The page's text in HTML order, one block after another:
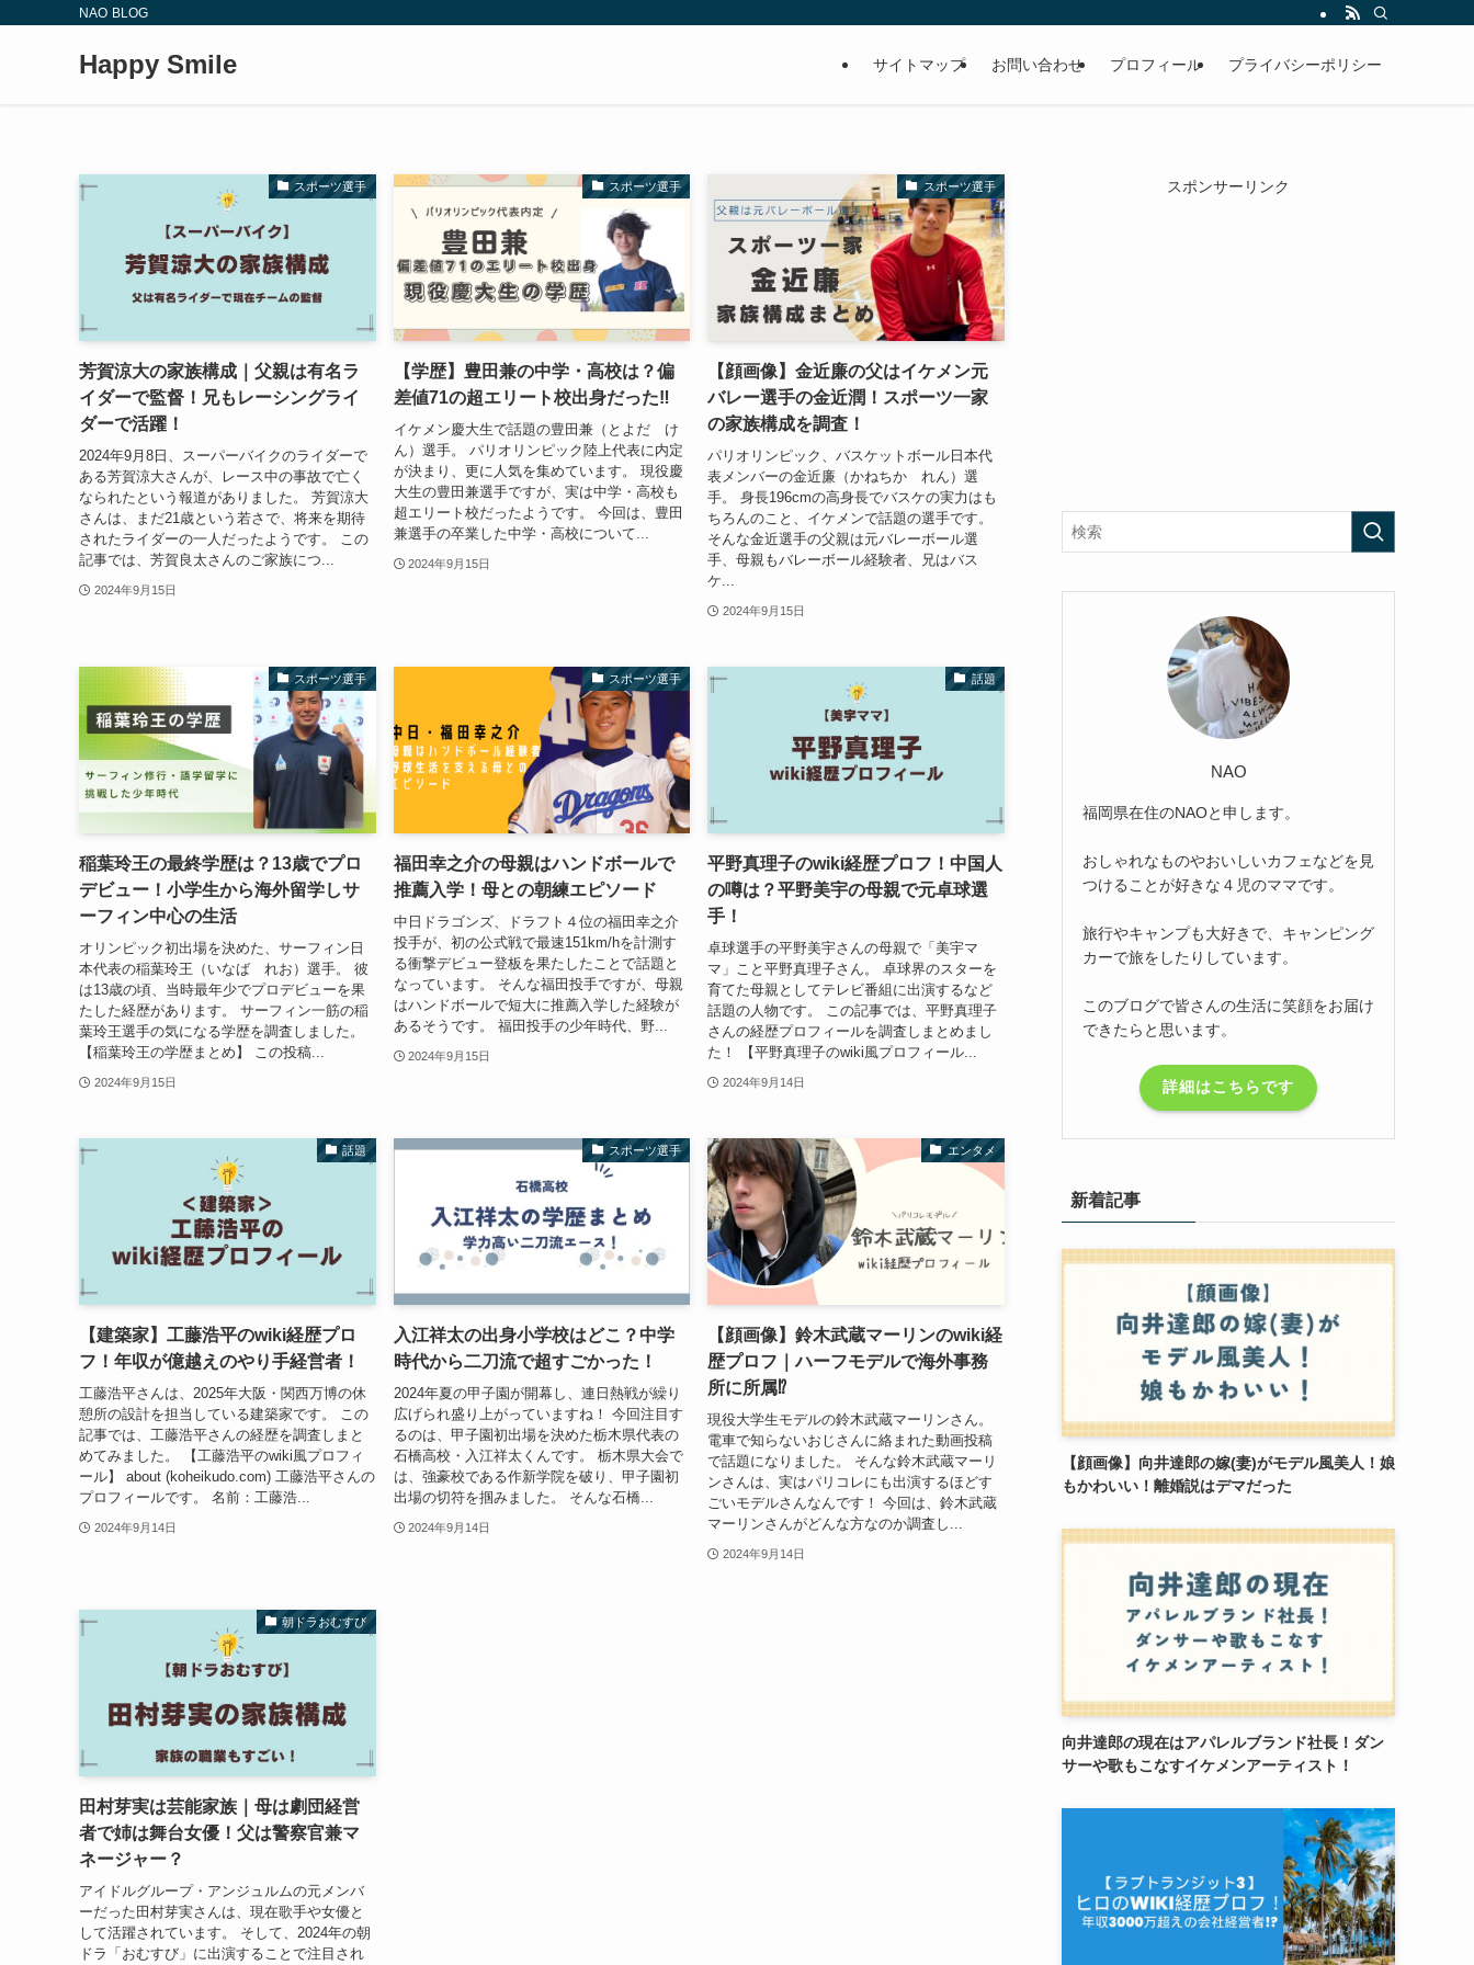
NAO BLOG
Happy Smile サイトマップ お問い合わせ プロフィール プライバシーポリシー
スポーツ選手
芳賀涼大の家族構成｜父親は有名ラ
イダーで監督！兄もレーシングライ
ダーで活躍！
2024年9月8日、スーパーバイクのライダーで
ある芳賀涼大さんが、レース中の事故で亡く
なられたという報道がありました。 芳賀涼大
さんは、まだ21歳という若さで、将来を期待
されたライダーの一人だったようです。 この
記事では、芳賀良太さんのご家族につ...
2024年9月15日
スポーツ選手
【学歴】豊田兼の中学・高校は？偏
差値71の超エリート校出身だった‼
イケメン慶大生で話題の豊田兼（とよだ け
ん）選手。 パリオリンピック陸上代表に内定
が決まり、更に人気を集めています。 現役慶
大生の豊田兼選手ですが、実は中学・高校も
超エリート校だったようです。 今回は、豊田
兼選手の卒業した中学・高校について...
2024年9月15日
スポーツ選手
【顔画像】金近廉の父はイケメン元
バレー選手の金近潤！スポーツ一家
の家族構成を調査！
パリオリンピック、バスケットボール日本代
表メンバーの金近廉（かねちか れん）選
手。 身長196cmの高身長でバスケの実力はも
ちろんのこと、イケメンで話題の選手です。
そんな金近選手の父親は元バレーボール選
手、母親もバレーボール経験者、兄はバス
ケ...
2024年9月15日
スポーツ選手
稲葉玲王の最終学歴は？13歳でプロ
デビュー！小学生から海外留学しサ
ーフィン中心の生活
オリンピック初出場を決めた、サーフィン日
本代表の稲葉玲王（いなば れお）選手。 彼
は13歳の頃、当時最年少でプロデビューを果
たした経歴があります。 サーフィン一筋の稲
葉玲王選手の気になる学歴を調査しました。
【稲葉玲王の学歴まとめ】 この投稿...
2024年9月15日
スポーツ選手
福田幸之介の母親はハンドボールで
推薦入学！母との朝練エピソード
中日ドラゴンズ、ドラフト４位の福田幸之介
投手が、初の公式戦で最速151km/hを計測す
る衝撃デビュー登板を果たしたことで話題と
なっています。 そんな福田投手ですが、母親
はハンドボールで短大に推薦入学した経験が
あるそうです。 福田投手の少年時代、野...
2024年9月15日
話題
平野真理子のwiki経歴プロフ！中国人
の噂は？平野美宇の母親で元卓球選
手！
卓球選手の平野美宇さんの母親で「美宇マ
マ」こと平野真理子さん。 卓球界のスターを
育てた母親としてテレビ番組に出演するなど
話題の人物です。 この記事では、平野真理子
さんの経歴プロフィールを調査しまとめまし
た！ 【平野真理子のwiki風プロフィール...
2024年9月14日
話題
【建築家】工藤浩平のwiki経歴プロ
フ！年収が億越えのやり手経営者！
工藤浩平さんは、2025年大阪・関西万博の休
憩所の設計を担当している建築家です。 この
記事では、工藤浩平さんの経歴を調査しまと
めてみました。 【工藤浩平のwiki風プロフィ
ール】 about (koheikudo.com) 工藤浩平さんの
プロフィールです。 名前：工藤浩...
2024年9月14日
スポーツ選手
入江祥太の出身小学校はどこ？中学
時代から二刀流で超すごかった！
2024年夏の甲子園が開幕し、連日熱戦が繰り
広げられ盛り上がっていますね！ 今回注目す
るのは、甲子園初出場を決めた栃木県代表の
石橋高校・入江祥太くんです。 栃木県大会で
は、強豪校である作新学院を破り、甲子園初
出場の切符を掴みました。 そんな石橋...
2024年9月14日
エンタメ
【顔画像】鈴木武蔵マーリンのwiki経
歴プロフ｜ハーフモデルで海外事務
所に所属⁉
現役大学生モデルの鈴木武蔵マーリンさん。
電車で知らないおじさんに絡まれた動画投稿
で話題になりました。 そんな鈴木武蔵マーリ
ンさんは、実はパリコレにも出演するほどす
ごいモデルさんなんです！ 今回は、鈴木武蔵
マーリンさんがどんな方なのか調査し...
2024年9月14日
朝ドラおむすび
田村芽実は芸能家族｜母は劇団経営
者で姉は舞台女優！父は警察官兼マ
ネージャー？
アイドルグループ・アンジュルムの元メンバ
ーだった田村芽実さんは、現在歌手や女優と
して活躍されています。 そして、2024年の朝
ドラ「おむすび」に出演することで注目され
スポンサーリンク
NAO
福岡県在住のNAOと申します。
おしゃれなものやおいしいカフェなどを見
つけることが好きな４児のママです。
旅行やキャンプも大好きで、キャンピング
カーで旅をしたりしています。
このブログで皆さんの生活に笑顔をお届け
できたらと思います。
詳細はこちらです
新着記事
【顔画像】向井達郎の嫁(妻)がモデル風美人！娘
もかわいい！離婚説はデマだった
向井達郎の現在はアパレルブランド社長！ダン
サーや歌もこなすイケメンアーティスト！